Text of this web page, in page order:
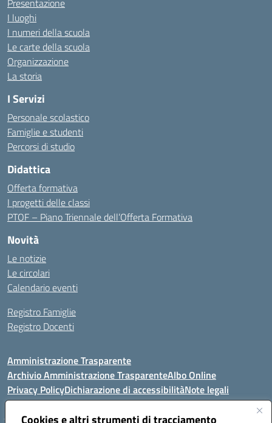
Cookies e altri strumenti di tracciamento
Presentazione
I luoghi
I numeri della scuola
Le carte della scuola
Organizzazione
La storia
I Servizi
Personale scolastico
Famiglie e studenti
Percorsi di studio
Didattica
Offerta formativa
I progetti delle classi
PTOF – Piano Triennale dell’Offerta Formativa
Novità
Le notizie
Le circolari
Calendario eventi
Registro Famiglie
Registro Docenti
Amministrazione Trasparente
Archivio Amministrazione TrasparenteAlbo Online
Privacy PolicyDichiarazione di accessibilitàNote legali